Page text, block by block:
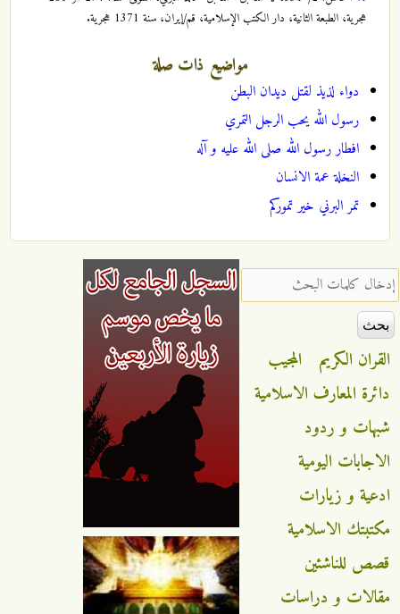
هجرية، الطبعة الثانية، دار الكتب الإسلامية، قم/إيران، سنة 1371 هجرية.
مواضيع ذات صلة
دواء لذيذ لقتل ديدان البطن
رسول الله يحب الرجل التمري
افطار رسول الله صلى الله عليه و آله
النخلة عمة الانسان
تمر البرني خير تموركم
‏إدخال كلمات البحث ‏
القران الكريم
المجيب
دائرة المعارف الاسلامية
شبهات و ردود
الاجابات اليومية
ادعية و زيارات
مكتبتك الاسلامية
قصص للناشئين
مقالات و دراسات